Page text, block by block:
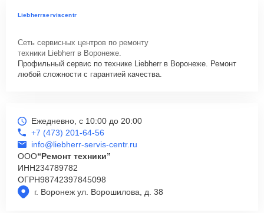
Liebherrserviscentr
Сеть сервисных центров по ремонту
техники Liebherr в Воронеже.
Профильный сервис по технике Liebherr в Воронеже. Ремонт
любой сложности с гарантией качества.
г. Воронеж ул. Ворошилова, д. 38
Ежедневно, с 10:00 до 20:00
+7 (473) 201-64-56
info@liebherr-servis-centr.ru
ООО“Ремонт техники”
ИНН234789782
ОГРН98742397845098